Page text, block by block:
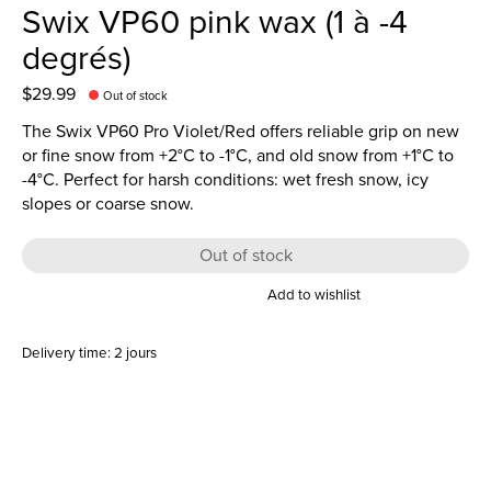
Swix VP60 pink wax (1 à -4
degrés)
$29.99 Out of stock
The Swix VP60 Pro Violet/Red offers reliable grip on new
or fine snow from +2°C to -1°C, and old snow from +1°C to
-4°C. Perfect for harsh conditions: wet fresh snow, icy
slopes or coarse snow.
Out of stock
Add to wishlist
Delivery time: 2 jours